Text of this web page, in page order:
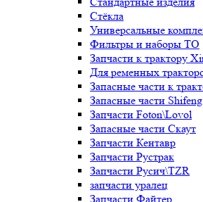
Стёкла
Универсальные
Фильтры и наборы ТО
Запчасти к трактору
Для ременных
Запасные части к
Запасные части Shifeng
Запчасти Foton\Lovol
Запасные части Скаут
Запчасти Кентавр
Запчасти Рустрак
Запчасти Русич\TZR
запчасти уралец
Запчасти Файтер